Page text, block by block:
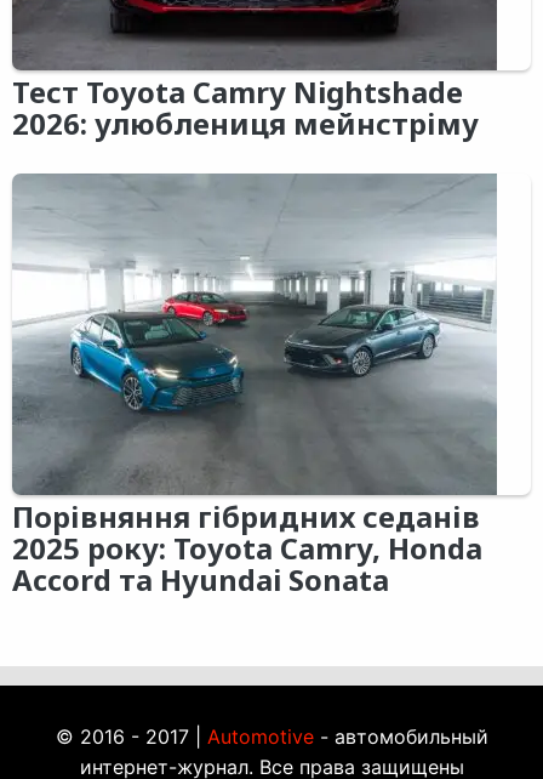
Тест Toyota Camry Nightshade
2026: улюблениця мейнстріму
Порівняння гібридних седанів
2025 року: Toyota Camry, Honda
Accord та Hyundai Sonata
© 2016 - 2017 | Automotive- автомобильный
интернет-журнал. Все права защищены